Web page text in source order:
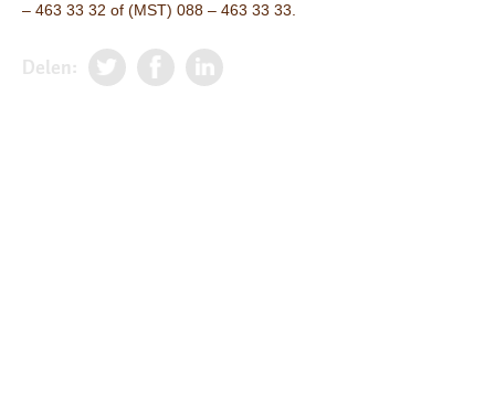
– 463 33 32 of (MST) 088 – 463 33 33.
Delen: